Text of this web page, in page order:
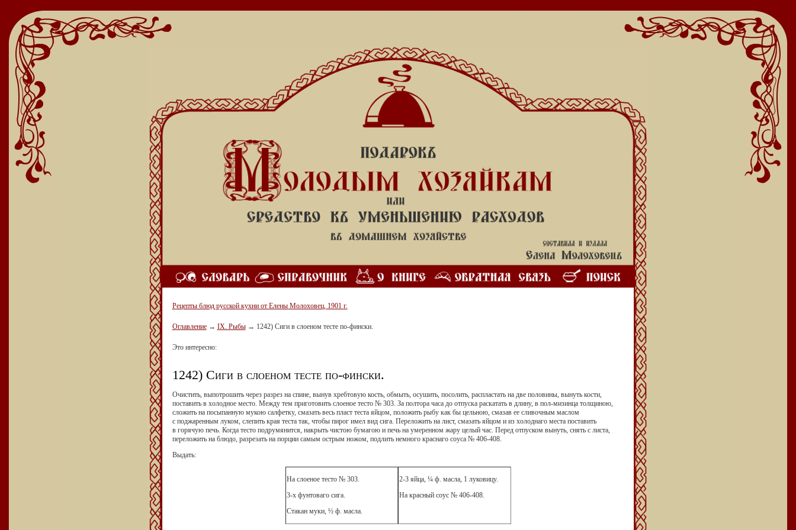
Рецепты блюд русской кухни от Елены Молоховец, 1901 г.
Оглавление → IX. Рыбы → 1242) Сиги в слоеном тесте по-фински.
Это интересно:
1242) Сиги в слоеном тесте по-фински.
Очистить, выпотрошить через разрез на спине, вынув хребтовую кость, обмыть, осушить, посолить, распластать на две половины, вынуть кости,
поставить в холодное место. Между тем приготовить слоеное тесто № 303. За полтора часа до отпуска раскатать в длину, в пол-мизинца толщиною,
сложить на посыпанную мукою салфетку, смазать весь пласт теста яйцом, положить рыбу как бы цельною, смазав ее сливочным маслом
с поджаренным луком, слепить края теста так, чтобы пирог имел вид сига. Переложить на лист, смазать яйцом и из холоднаго места поставить
в горячую печь. Когда тесто подрумянится, накрыть чистою бумагою и печь на умеренном жару целый час. Перед отпуском вынуть, снять с листа,
переложить на блюдо, разрезать на порции самым острым ножом, подлить немного краснаго соуса № 406-408.
Выдать:
На слоеное тесто № 303.
3-х фунтоваго сига.
Стакан муки, ½ ф. масла.
2-3 яйца, ¼ ф. масла, 1 луковицу.
На красный соус № 406-408.